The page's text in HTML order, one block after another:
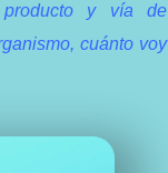
y vía de
cuánto voy